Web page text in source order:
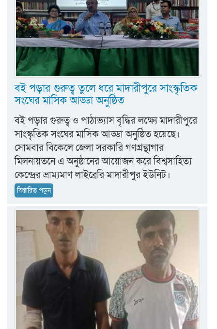
বই পড়ার গুরুত্ব তুলে ধরে মাদারীপুরে সাংস্কৃতিক
সংঘের মাসিক আড্ডা অনুষ্ঠিত
বই পড়ার গুরুত্ব ও পাঠাভ্যাস বৃদ্ধির লক্ষ্যে মাদারীপুরে
সাংস্কৃতিক সংঘের মাসিক আড্ডা অনুষ্ঠিত হয়েছে।
সোমবার বিকেলে জেলা সরকারি গণগ্রন্থাগার
মিলনায়তনে এ অনুষ্ঠানের আয়োজন করে বিশ্বসাহিত্য
কেন্দ্রের ভ্রাম্যমাণ লাইব্রেরি মাদারীপুর ইউনিট।
বিস্তারিত পড়ুন